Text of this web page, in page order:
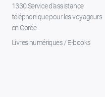
1330 Service d'assistance
téléphonique pour les voyageurs
en Corée
Livres numériques / E-books